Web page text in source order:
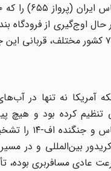
آمریکا نه تنها در
کرده بود و هیچ
بین‌المللی و در
عادی مسافربری بوده،